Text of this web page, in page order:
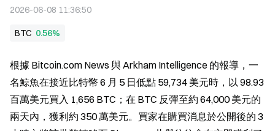
2026-06-08 11:36:50
BTC 0.56%
根據 Bitcoin.com News 與 Arkham Intelligence 的報導，一
名鯨魚在接近比特幣 6 月 5 日低點 59,734 美元時，以 98.93
百萬美元買入 1,656 BTC；在 BTC 反彈至約 64,000 美元的
兩天內，獲利約 350 萬美元。買家在購買消息於公開後的 3